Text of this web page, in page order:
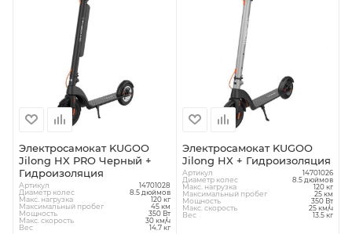
Электросамокат KUGOO
Jilong HX PRO Черный +
Гидроизоляция
Артикул 14701028
Диаметр колес 8.5 дюймов
Макс. нагрузка 120 кг
Максимальный пробег 45 км
Мощность 350 Вт
Макс. скорость 30 км/ч
Вес 14.7 кг
Электросамокат KUGOO
Jilong HX + Гидроизоляция
Артикул 14701026
Диаметр колес 8.5 дюймов
Макс. нагрузка 120 кг
Максимальный пробег 25 км
Мощность 350 Вт
Макс. скорость 25 км/ч
Вес 13.5 кг